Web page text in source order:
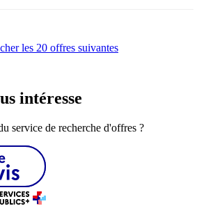
les 20 offres suivantes
intéresse
service de recherche d'offres ?